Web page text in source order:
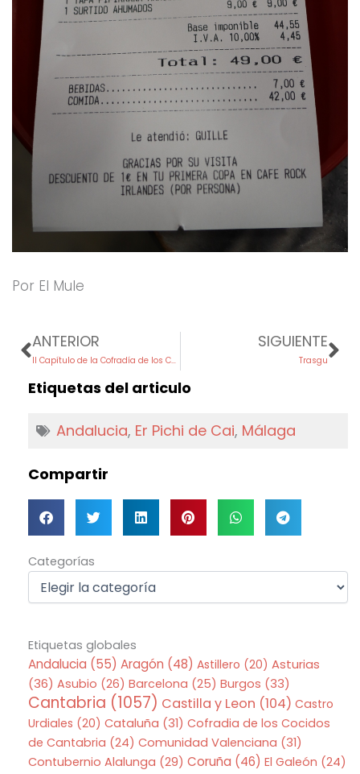
Por El Mule
Prev
ANTERIOR
II Capítulo de la Cofradía de los Cocidos de Cantabria
SIGUIENTE
Trasgu
Etiquetas del articulo
Andalucia, Er Pichi de Cai, Málaga
Compartir
Categorías
Categorías
Etiquetas globales
Andalucia (55) Aragón (48) Astillero (20) Asturias
(36) Asubio (26) Barcelona (25) Burgos (33)
Cantabria (1057) Castilla y Leon (104) Castro
Urdiales (20) Cataluña (31) Cofradia de los Cocidos
de Cantabria (24) Comunidad Valenciana (31)
Contubernio Alalunga (29) Coruña (46) El Galeón (24)